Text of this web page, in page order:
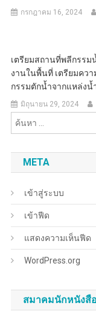
กรกฎาคม 16, 2024
เตรียมสถานที่พลีกรรม
งานในพื้นที่ เตรียมคว
กรรมตักน้ำจากแหล่งน้
มิถุนายน 29, 2024
META
เข้าสู่ระบบ
เข้าฟีด
แสดงความเห็นฟีด
WordPress.org
สมาคมนักหนังสื